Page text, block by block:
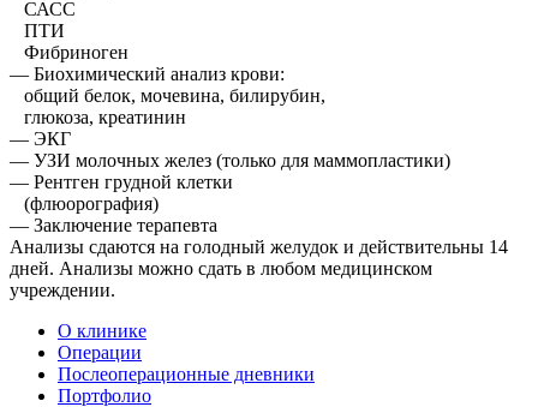
САСС
ПТИ
Фибриноген
— Биохимический анализ крови:
общий белок, мочевина, билирубин,
глюкоза, креатинин
— ЭКГ
— УЗИ молочных желез (только для маммопластики)
— Рентген грудной клетки
(флюорография)
— Заключение терапевта
Анализы сдаются на голодный желудок и действительны 14
дней. Анализы можно сдать в любом медицинском
учреждении.
О клинике
Операции
Послеоперационные дневники
Портфолио